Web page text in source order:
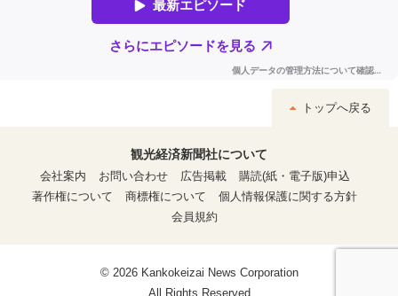
トップへ戻る
観光経済新聞社について
会社案内
お問い合わせ 広告掲載
購読(紙・電子版)申込
著作権について
商標権について
個人情報保護に関する方針
会員規約
© 2026 Kankokeizai News Corporation
All Rights Reserved